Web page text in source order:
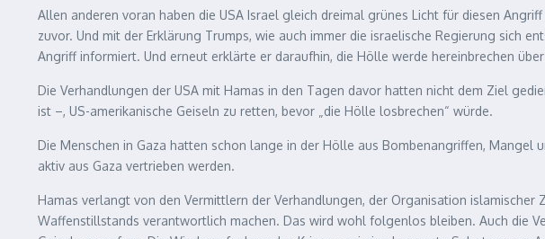
Allen anderen voran haben die USA Israel gleich dreimal grünes Licht für diesen
zuvor. Und mit der Erklärung Trumps, wie auch immer die israelische Regierung sich
Angriff informiert. Und erneut erklärte er daraufhin, die Hölle werde hereinbrechen
Die Verhandlungen der USA mit Hamas in den Tagen davor hatten nicht dem Ziel
ist –, US-amerikanische Geiseln zu retten, bevor „die Hölle losbrechen“ würde.
Die Menschen in Gaza hatten schon lange in der Hölle aus Bombenangriffen,
aktiv aus Gaza vertrieben werden.
Hamas verlangt von den Vermittlern der Verhandlungen, der Organisation
Waffenstillstands verantwortlich machen. Das wird wohl folgenlos bleiben. Auch die